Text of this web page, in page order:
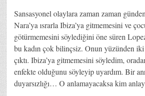
Sansasyonel olaylara zaman zaman
Nara’ya ısrarla Ibiza’ya gitmemesini ve
götürmemesini söylediğini öne süren
bu kadın çok bilinçsiz. Onun yüzünden
çıktı. Ibiza’ya gitmemesini söyledim,
enfekte olduğunu söyleyip uyardım. Bir
duyarsızlığı… O anlamayacaksa kim